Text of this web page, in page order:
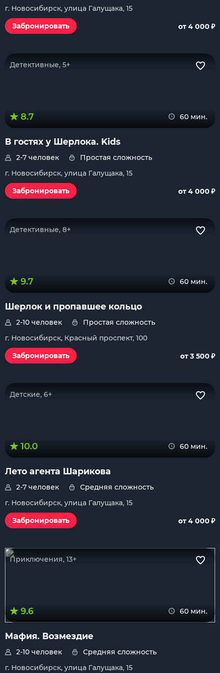
г. Новосибирск, улица Галущака, 15
Забронировать
от 4 000 ₽
Детективные, 5+
8.7 60 мин.
В гостях у Шерлока. Kids
2-7 человек
Простая сложность
г. Новосибирск, улица Галущака, 15
Забронировать
от 4 000 ₽
Детективные, 8+
9.7 60 мин.
Шерлок и пропавшее кольцо
2-10 человек
Простая сложность
г. Новосибирск, Красный проспект, 100
Забронировать
от 3 500 ₽
Детские, 6+
10.0 60 мин.
Лето агента Шарикова
2-7 человек
Средняя сложность
г. Новосибирск, улица Галущака, 15
Забронировать
от 4 000 ₽
Приключения, 13+
9.6 60 мин.
Мафия. Возмездие
2-10 человек
Средняя сложность
г. Новосибирск, улица Галущака, 15